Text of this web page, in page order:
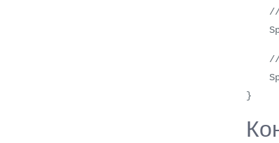
//
//
}